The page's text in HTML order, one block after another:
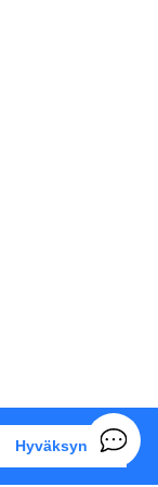
Hyväksyn